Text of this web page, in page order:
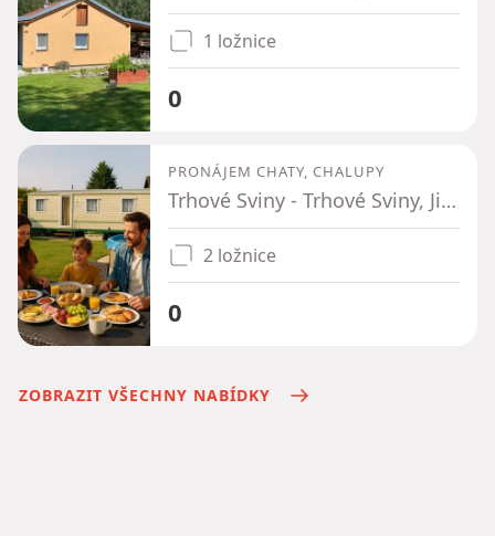
1 ložnice
0
PRONÁJEM CHATY, CHALUPY
Trhové Sviny - Trhové Sviny, Jihočeský kraj
2 ložnice
0
ZOBRAZIT VŠECHNY NABÍDKY